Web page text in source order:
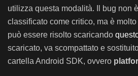
utilizza questa modalità. Il bug non
classificato come critico, ma è
può essere risolto scaricando
scaricato, va scompattato e
cartella Android SDK, ovvero